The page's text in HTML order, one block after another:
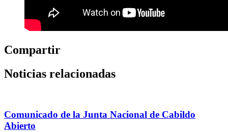
Compartir
Noticias relacionadas
Comunicado de la Junta Nacional de Cabildo
Abierto